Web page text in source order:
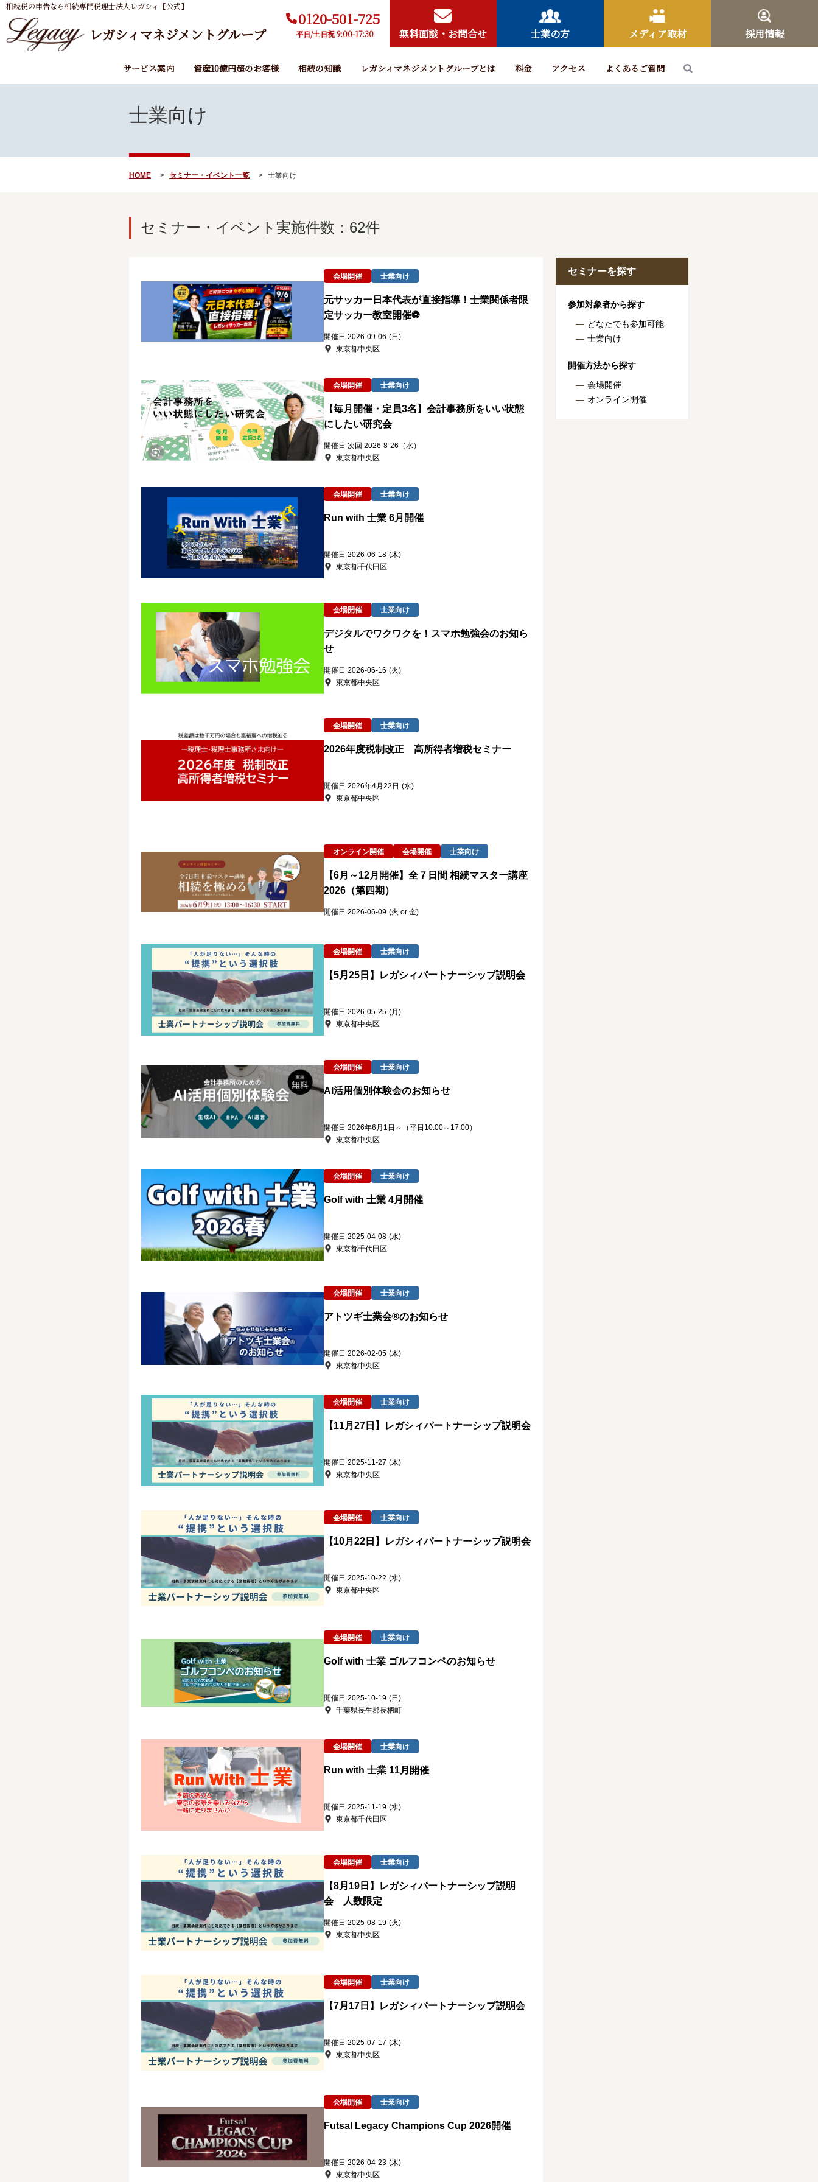
相続税の申告なら相続専門税理士法人レガシィ【公式】
レガシィマネジメントグループ
0120-501-725
平日/土日祝 9:00-17:30 無料面談・お問合せ 士業の方 メディア取材 採用情報
サービス案内 資産10億円超のお客様 相続の知識 レガシィマネジメントグループとは 料金 アクセス よくあるご質問
士業向け
HOME セミナー・イベント一覧 士業向け
セミナー・イベント実施件数：62件
会場開催 士業向け
元サッカー日本代表が直接指導！士業関係者限
定サッカー教室開催⚽
開催日 2026-09-06 (日)
東京都中央区
会場開催 士業向け
【毎月開催・定員3名】会計事務所をいい状態
にしたい研究会
開催日 次回 2026-8-26（水）
東京都中央区
会場開催 士業向け
Run with 士業 6月開催
開催日 2026-06-18 (木)
東京都千代田区
会場開催 士業向け
デジタルでワクワクを！スマホ勉強会のお知ら
せ
開催日 2026-06-16 (火)
東京都中央区
会場開催 士業向け
2026年度税制改正 高所得者増税セミナー
開催日 2026年4月22日 (水)
東京都中央区
オンライン開催 会場開催 士業向け
【6月～12月開催】全７日間 相続マスター講座
2026（第四期）
開催日 2026-06-09 (火 or 金)
会場開催 士業向け
【5月25日】レガシィパートナーシップ説明会
開催日 2026-05-25 (月)
東京都中央区
会場開催 士業向け
AI活用個別体験会のお知らせ
開催日 2026年6月1日～（平日10:00～17:00）
東京都中央区
会場開催 士業向け
Golf with 士業 4月開催
開催日 2025-04-08 (水)
東京都千代田区
会場開催 士業向け
アトツギ士業会®のお知らせ
開催日 2026-02-05 (木)
東京都中央区
会場開催 士業向け
【11月27日】レガシィパートナーシップ説明会
開催日 2025-11-27 (木)
東京都中央区
会場開催 士業向け
【10月22日】レガシィパートナーシップ説明会
開催日 2025-10-22 (水)
東京都中央区
会場開催 士業向け
Golf with 士業 ゴルフコンペのお知らせ
開催日 2025-10-19 (日)
千葉県長生郡長柄町
会場開催 士業向け
Run with 士業 11月開催
開催日 2025-11-19 (水)
東京都千代田区
会場開催 士業向け
【8月19日】レガシィパートナーシップ説明
会 人数限定
開催日 2025-08‐19 (火)
東京都中央区
会場開催 士業向け
【7月17日】レガシィパートナーシップ説明会
開催日 2025-07-17 (木)
東京都中央区
会場開催 士業向け
Futsal Legacy Champions Cup 2026開催
開催日 2026-04-23 (木)
東京都中央区
セミナーを探す
参加対象者から探す
どなたでも参加可能
士業向け
開催方法から探す
会場開催
オンライン開催